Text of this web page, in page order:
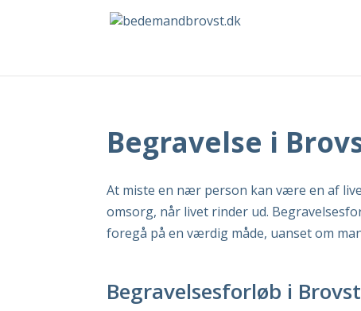
Begravelse i
At miste en nær person kan være en af
omsorg, når livet rinder ud.
foregå på en værdig måde, uanset om
Begravelsesforløb i